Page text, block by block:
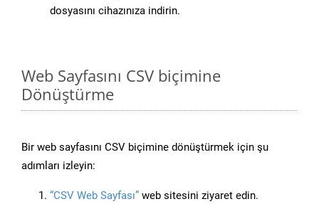
dosyasını cihazınıza indirin.
Web Sayfasını CSV biçimine
Dönüştürme
Bir web sayfasını CSV biçimine dönüştürmek için şu
adımları izleyin:
“CSV Web Sayfası” web sitesini ziyaret edin.